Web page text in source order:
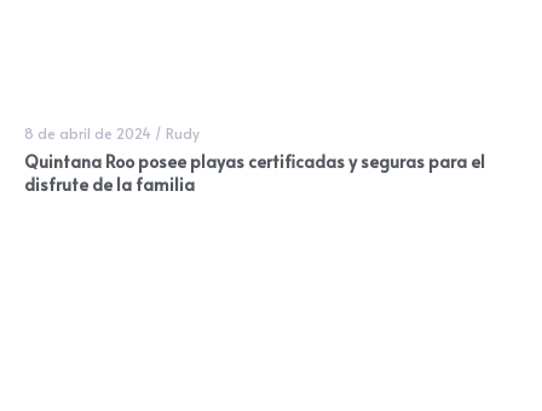
8 de abril de 2024 / Rudy
Quintana Roo posee playas certificadas y seguras para el
disfrute de la familia